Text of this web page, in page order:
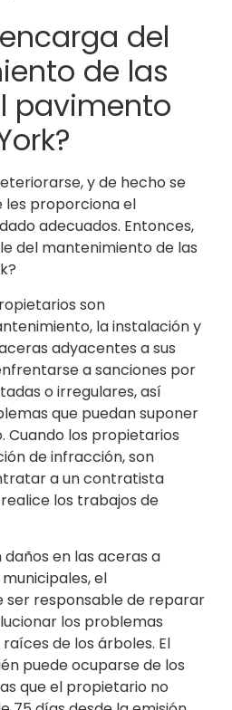
del
de las
pavimento
y de hecho se
les proporciona el
adecuados. Entonces,
del mantenimiento de las
son
la instalación y
adyacentes a sus
a sanciones por
o irregulares, así
que puedan suponer
Cuando los propietarios
de infracción, son
a un contratista
los trabajos de
en las aceras a
el
ser responsable de reparar
los problemas
de los árboles. El
puede ocuparse de los
que el propietario no